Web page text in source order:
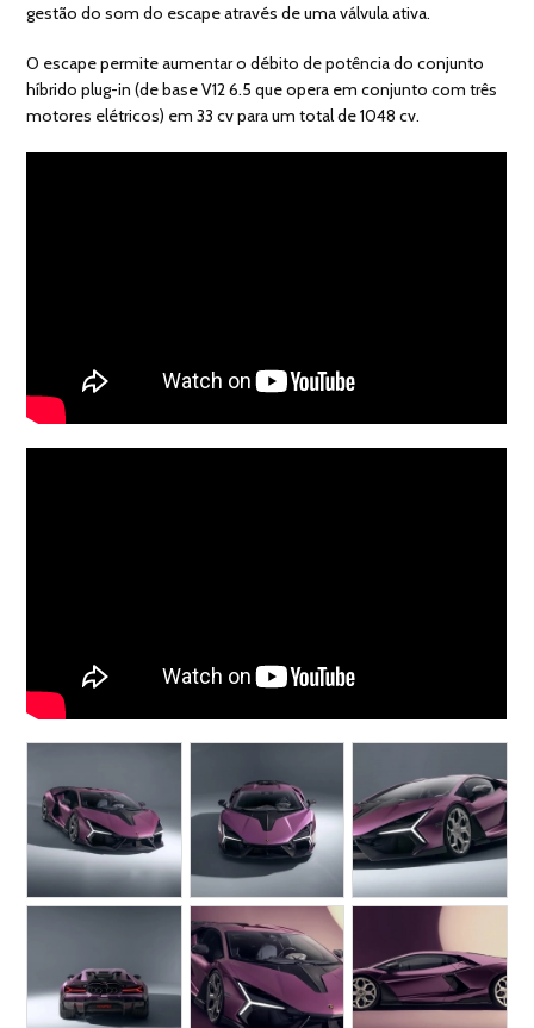
gestão do som do escape através de uma válvula ativa.
O escape permite aumentar o débito de potência do conjunto
híbrido plug-in (de base V12 6.5 que opera em conjunto com três
motores elétricos) em 33 cv para um total de 1048 cv.